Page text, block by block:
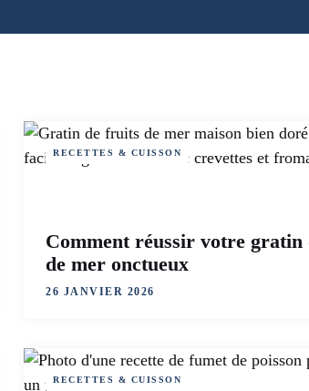
RECETTES & CUISSON
Comment réussir votre gratin
de mer onctueux
26 JANVIER 2026
RECETTES & CUISSON